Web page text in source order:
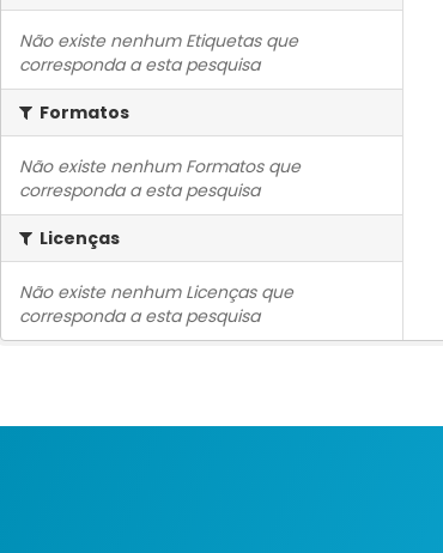
Não existe nenhum Etiquetas que
corresponda a esta pesquisa
Formatos
Não existe nenhum Formatos que
corresponda a esta pesquisa
Licenças
Não existe nenhum Licenças que
corresponda a esta pesquisa